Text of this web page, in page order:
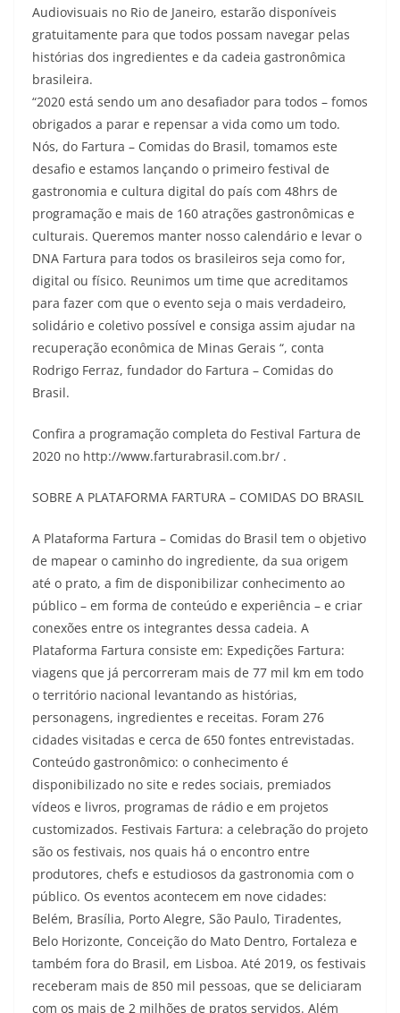
Audiovisuais no Rio de Janeiro, estarão disponíveis
gratuitamente para que todos possam navegar pelas
histórias dos ingredientes e da cadeia gastronômica
brasileira.
“2020 está sendo um ano desafiador para todos – fomos
obrigados a parar e repensar a vida como um todo.
Nós, do Fartura – Comidas do Brasil, tomamos este
desafio e estamos lançando o primeiro festival de
gastronomia e cultura digital do país com 48hrs de
programação e mais de 160 atrações gastronômicas e
culturais. Queremos manter nosso calendário e levar o
DNA Fartura para todos os brasileiros seja como for,
digital ou físico. Reunimos um time que acreditamos
para fazer com que o evento seja o mais verdadeiro,
solidário e coletivo possível e consiga assim ajudar na
recuperação econômica de Minas Gerais “, conta
Rodrigo Ferraz, fundador do Fartura – Comidas do
Brasil.
Confira a programação completa do Festival Fartura de
2020 no http://www.farturabrasil.com.br/ .
SOBRE A PLATAFORMA FARTURA – COMIDAS DO BRASIL
A Plataforma Fartura – Comidas do Brasil tem o objetivo
de mapear o caminho do ingrediente, da sua origem
até o prato, a fim de disponibilizar conhecimento ao
público – em forma de conteúdo e experiência – e criar
conexões entre os integrantes dessa cadeia. A
Plataforma Fartura consiste em: Expedições Fartura:
viagens que já percorreram mais de 77 mil km em todo
o território nacional levantando as histórias,
personagens, ingredientes e receitas. Foram 276
cidades visitadas e cerca de 650 fontes entrevistadas.
Conteúdo gastronômico: o conhecimento é
disponibilizado no site e redes sociais, premiados
vídeos e livros, programas de rádio e em projetos
customizados. Festivais Fartura: a celebração do projeto
são os festivais, nos quais há o encontro entre
produtores, chefs e estudiosos da gastronomia com o
público. Os eventos acontecem em nove cidades:
Belém, Brasília, Porto Alegre, São Paulo, Tiradentes,
Belo Horizonte, Conceição do Mato Dentro, Fortaleza e
também fora do Brasil, em Lisboa. Até 2019, os festivais
receberam mais de 850 mil pessoas, que se deliciaram
com os mais de 2 milhões de pratos servidos. Além